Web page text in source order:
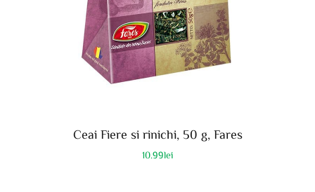
Ceai Fiere si rinichi, 50 g, Fares
10.99lei